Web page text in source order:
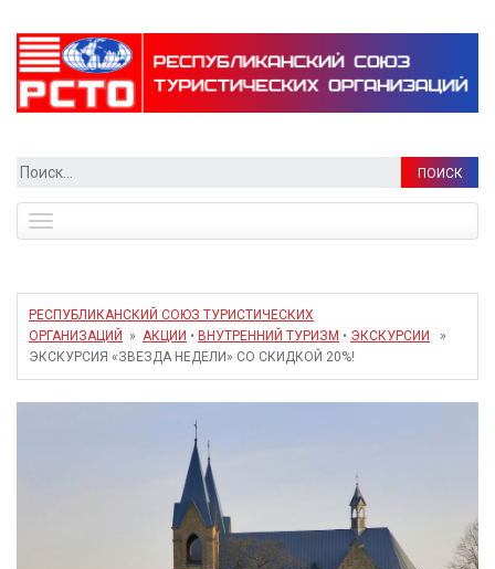
Найти:
navigation
РЕСПУБЛИКАНСКИЙ СОЮЗ ТУРИСТИЧЕСКИХ
ОРГАНИЗАЦИЙ
» АКЦИИ • ВНУТРЕННИЙ ТУРИЗМ • ЭКСКУРСИИ
»
ЭКСКУРСИЯ «ЗВЕЗДА НЕДЕЛИ» СО СКИДКОЙ 20%!